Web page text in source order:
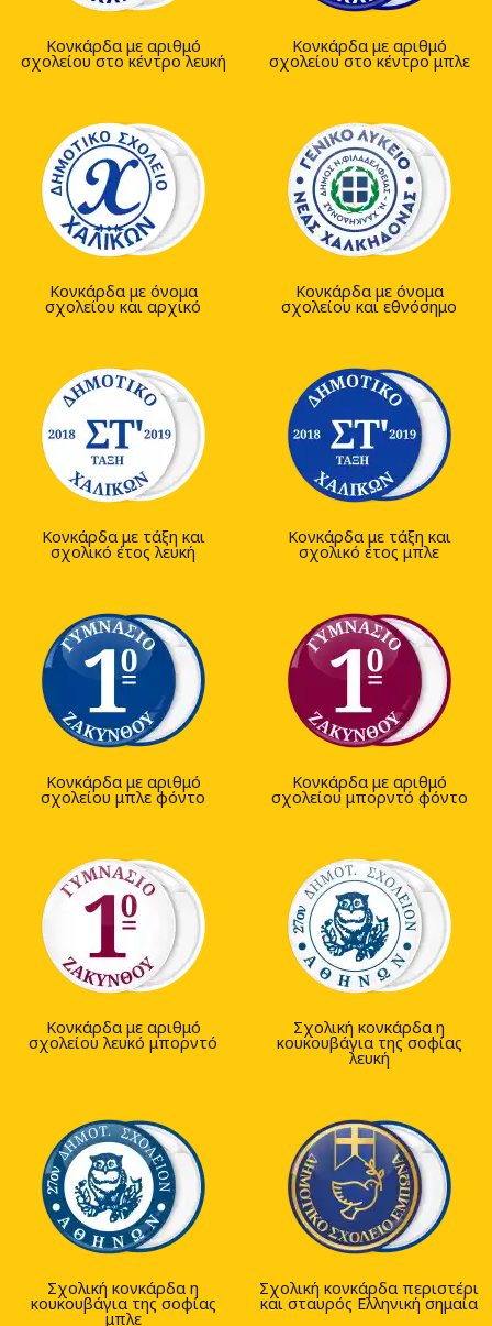
Κονκάρδα με αριθμό
σχολείου στο κέντρο λευκή
Κονκάρδα με αριθμό
σχολείου στο κέντρο μπλε
Κονκάρδα με όνομα
σχολείου και αρχικό
Κονκάρδα με όνομα
σχολείου και εθνόσημο
Κονκάρδα με τάξη και
σχολικό έτος λευκή
Κονκάρδα με τάξη και
σχολικό έτος μπλε
Κονκάρδα με αριθμό
σχολείου μπλε φόντο
Κονκάρδα με αριθμό
σχολείου μπορντό φόντο
Κονκάρδα με αριθμό
σχολείου λευκό μπορντό
Σχολική κονκάρδα η
κουκουβάγια της σοφίας
λευκή
Σχολική κονκάρδα η
κουκουβάγια της σοφίας
μπλε
Σχολική κονκάρδα περιστέρι
και σταυρός Ελληνική σημαία